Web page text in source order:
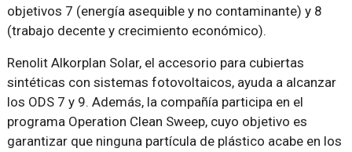
objetivos 7 (energía asequible y no contaminante) y 8
(trabajo decente y crecimiento económico).
Renolit Alkorplan Solar, el accesorio para cubiertas
sintéticas con sistemas fotovoltaicos, ayuda a alcanzar
los ODS 7 y 9. Además, la compañía participa en el
programa Operation Clean Sweep, cuyo objetivo es
garantizar que ninguna partícula de plástico acabe en los